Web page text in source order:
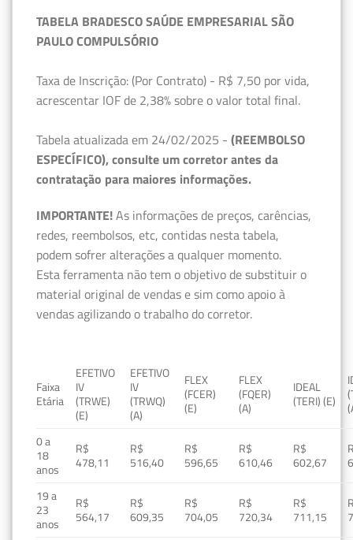
TABELA BRADESCO SAÚDE EMPRESARIAL SÃO
PAULO COMPULSÓRIO
Taxa de Inscrição: (Por Contrato) - R$ 7,50 por vida,
acrescentar IOF de 2,38% sobre o valor total final.
Tabela atualizada em 24/02/2025 - (REEMBOLSO
ESPECÍFICO), consulte um corretor antes da
contratação para maiores informações.
IMPORTANTE!As informações de preços, carências,
redes, reembolsos, etc, contidas nesta tabela,
podem sofrer alterações a qualquer momento.
Esta ferramenta não tem o objetivo de substituir o
material original de vendas e sim como apoio à
vendas agilizando o trabalho do corretor.
Faixa
Etária
EFETIVO
IV
(TRWE)
(E)
EFETIVO
IV
(TRWQ)
(A)
FLEX
(FCER)
(E)
FLEX
(FQER)
(A)
IDEAL
(TERI) (E)
0 a
18
anos
R$
478,11
R$
516,40
R$
596,65
R$
610,46
R$
602,67
19 a
23
anos
R$
564,17
R$
609,35
R$
704,05
R$
720,34
R$
711,15